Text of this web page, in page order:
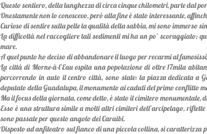
Questo sentiero, della lunghezza di circa cinque chilometri, parte dal
Onestamente non lo conoscevo, però alla fine è stato interessante,
Curioso di sentire sulla pelle la qualità della sabbia, mi sono immerso
La difficoltà nel raccogliere tali sedimenti mi ha un po’ scoraggiato;
mare.
A quel punto ho deciso di abbandonare il luogo per recarmi al
La città di Morne-à-l’Eau ospita una popolazione di oltre 17mila
percorrendo in auto il centro città, sono state: la piazza dedicata a
deputato della Guadalupa, il monumento ai caduti del primo conflitto
Ma il focus della giornata, come detto, è stato il cimitero
Esso è una struttura simile a molti altri cimiteri dell’arcipelago,
sono passate per questo angolo dei Caraibi.
Disposto ad anfiteatro sul fianco di una piccola collina, si caratterizza